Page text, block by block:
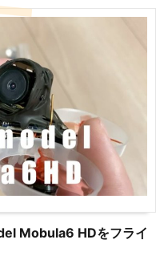
Mobula6 HDをフライ